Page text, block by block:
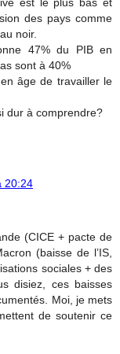
des pays comme
noir.
47% du PIB en
sont à 40%
âge de travailler le
dur à comprendre?
20:24
(CICE + pacte de
(baisse de l’IS,
sociales + des
disiez, ces baisses
Moi, je mets
de soutenir ce